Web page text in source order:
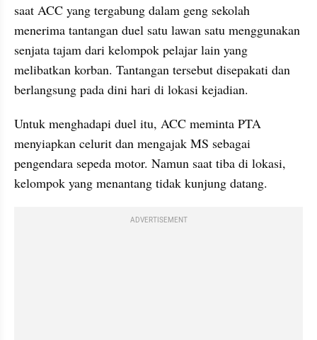
saat ACC yang tergabung dalam geng sekolah
menerima tantangan duel satu lawan satu menggunakan
senjata tajam dari kelompok pelajar lain yang
melibatkan korban. Tantangan tersebut disepakati dan
berlangsung pada dini hari di lokasi kejadian.
Untuk menghadapi duel itu, ACC meminta PTA
menyiapkan celurit dan mengajak MS sebagai
pengendara sepeda motor. Namun saat tiba di lokasi,
kelompok yang menantang tidak kunjung datang.
ADVERTISEMENT